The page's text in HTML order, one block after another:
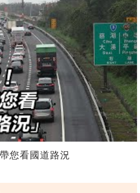
您看國道路況